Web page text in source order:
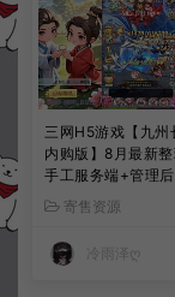
三网H5游戏【九州
内购版】8月最新
手工服务端+管理
授权后台+简易安卓
+详细搭建教程+视
寄售资源
冷雨泽ღ